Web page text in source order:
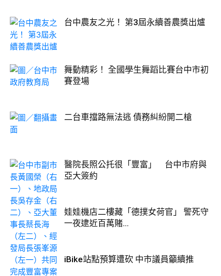
台中農友之光！ 第3屆永續善農獎出爐
舞動精彩！ 全國學生舞蹈比賽台中市初
賽登場
二台車擋路無法逃 債務糾紛開二槍
醫院長照公托很「豐富」 台中市府與
亞大簽約
娃娃機店二樓藏「德撲女荷官」 警死守
一夜逮近百萬賭...
iBike站點預算遭砍 中市議員籲續推